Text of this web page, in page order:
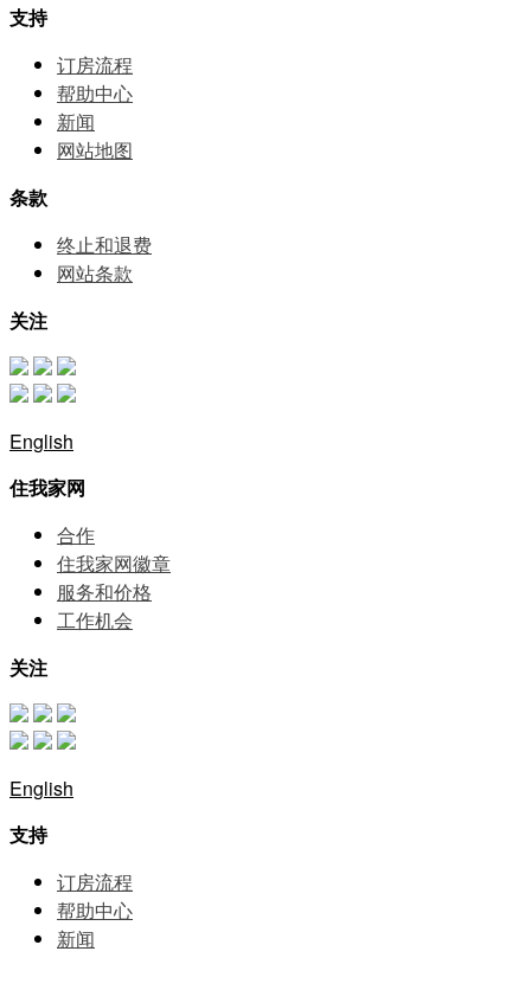
支持
订房流程
帮助中⼼
新闻
网站地图
条款
终止和退费
网站条款
关注
English
住我家网
合作
住我家网徽章
服务和价格
⼯作机会
关注
English
支持
订房流程
帮助中⼼
新闻